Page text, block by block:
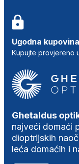
Ugodna
Kupujte provjereno
Ghetaldus
najveći domaći
dioptrijskih
leća domaćih i